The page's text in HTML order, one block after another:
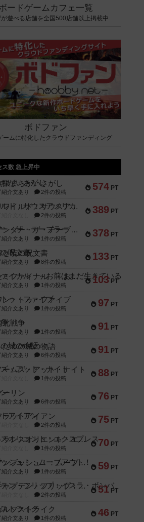
ードゲームカフェ一覧
が遊べる店舗を全国500店舗以上掲載中
ボドファン
ームに特化したクラウドファンディング
ス数 急上昇中
574 PT
限まちがいさがし
紹介文あり 2件の投稿
389 PT
リワイルド：サウスアメリカ
2件の投稿
378 PT
アンダー・ザ・テーブラー
紹介文あり 1件の投稿
133 PT
と暁の呪文書
紹介文あり 8件の投稿
103 PT
セミファイナル ～お前はまだ生きている～
紹介文あり 1件の投稿
97 PT
ン・トゥ・ファイブ
紹介文あり 1件の投稿
91 PT
北戦争
紹介文あり 1件の投稿
91 PT
たつの城の物語
紹介文あり 6件の投稿
88 PT
ームズ・アット・ナイト
1件の投稿
76 PT
ーリン
紹介文あり 6件の投稿
75 PT
ラットアイアン
2件の投稿
70 PT
トランスオリエント・エクスプレス
1件の投稿
59 PT
アンブッシュ！：ムーブアウト！
紹介文あり 1件の投稿
51 PT
キャプテン・フリップ：イスラ・ボンバ
2件の投稿
46 PT
ルフストライク
紹介文あり 1件の投稿